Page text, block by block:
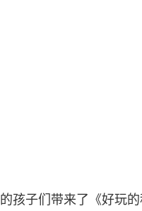
孩子们带来了《好玩